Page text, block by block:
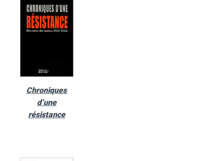
Chroniques
d’une
résistance